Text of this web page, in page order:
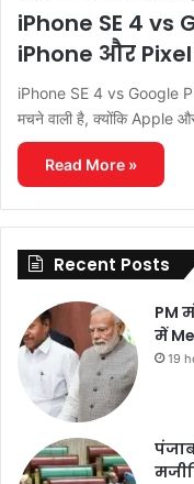
iPhone SE 4 vs
iPhone और
iPhone SE 4 vs Google
मचने वाली है, क्योंकि Apple
Read More »
Recent Posts
PM
में
19